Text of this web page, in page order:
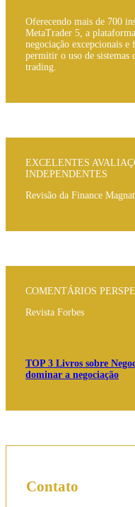
Oferecendo mais de 700
MetaTrader 5, a
negociação excepcionais e
permitir o uso de sistemas
trading.
EXCELENTES
INDEPENDENTES
Revisão da Finance
COMENTÁRIOS
Revista Forbes
TOP 3 Livros sobre
dominar a negociação
Contato